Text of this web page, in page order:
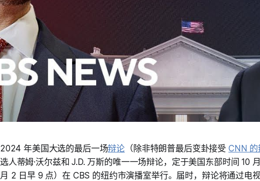
2024 年美国大选的最后一场辩论 （除非特朗普最后变卦接受 CNN 的
选人蒂姆·沃尔兹和 J.D. 万斯的唯一一场辩论，定于美国东部时间 10
月 2 日早 9 点）在 CBS 的纽约市演播室举行。届时，辩论将通过电